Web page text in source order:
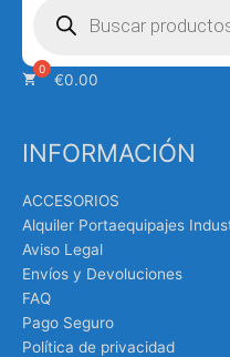
productos
€0.00
INFORMACIÓN
ACCESORIOS
Alquiler Portaequipajes
Aviso Legal
Envíos y Devoluciones
FAQ
Pago Seguro
Política de privacidad